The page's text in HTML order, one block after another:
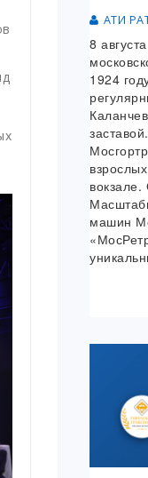
АТИ
8
1924
вокзале.
машин